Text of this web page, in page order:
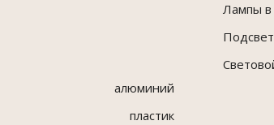
алюминий
пластик
Лампы в